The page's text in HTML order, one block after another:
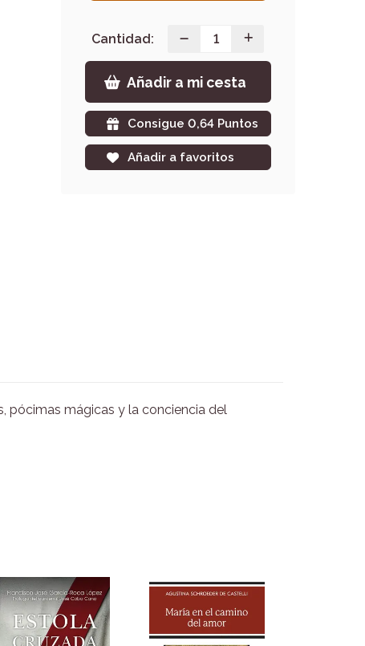
Cantidad:
Añadir a mi cesta
Consigue 0,64 Puntos
Añadir a favoritos
pócimas mágicas y la conciencia del